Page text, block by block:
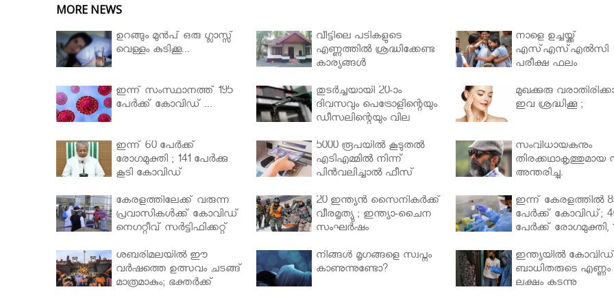
MORE NEWS
ഉറങ്ങും മുന്‍പ് ഒരു ഗ്ലാസ്സ്
വെള്ളം കുടിക്കൂ...
വീട്ടിലെ പടികളുടെ
എണ്ണത്തിൽ ശ്രദ്ധിക്കേണ്ട
കാര്യങ്ങൾ
നാളെ ഉച്ചയ്ക്ക്
എസ്എസ്എല്‍സി
പരീക്ഷ ഫലം
ഇന്ന് സംസ്ഥാനത്ത് 195
പേര്‍ക്ക് കോവിഡ് ...
തുടർച്ചയായി 20-ാം
ദിവസവും പെട്രോളിന്റെയും
ഡീസലിന്റെയും വില
മുഖക്കുരു
ഇവ ശ്രദ്ധിക്കൂ ;
ഇന്ന് 60 പേർക്ക്
രോഗമുക്തി ; 141 പേര്‍ക്കു
കൂടി കോവിഡ്
5000 രൂപയിൽ കൂടുതൽ
എടിഎമ്മിൽ നിന്ന്
പിൻവലിച്ചാൽ ഫീസ്
സംവിധായകനും
തിരക്കഥാകൃത്തുമായ
അന്തരിച്ചു.
കേരളത്തിലേക്ക് വരുന്ന
പ്രവാസികള്‍ക്ക് കോവിഡ്
നെഗറ്റീവ് സര്‍ട്ടിഫിക്കറ്റ്
മന്ത്രിസഭ
20 ഇന്ത്യൻ സൈനികർക്ക്
വീരമൃത്യു ; ഇന്ത്യാ-ചൈന
സംഘർഷം
ഇന്ന് കേരളത്തിൽ
പേർക്ക് കോവിഡ്;
പേർക്ക് രോഗമുക്തി,
ശബരിമലയില്‍ ഈ
വർഷത്തെ ഉത്സവം ചടങ്ങ്
മാത്രമാകും; ഭക്തർക്ക്
നിങ്ങള്‍ മൃഗങ്ങളെ സ്വപ്നം
കാണുന്നുണ്ടോ?
ഇന്ത്യയിൽ കോവിഡ്
ബാധിതരുടെ എണ്ണം
ലക്ഷം കടന്നു